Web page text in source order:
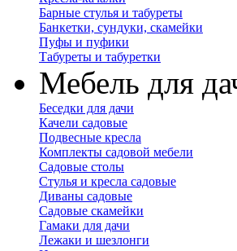
Барные стулья и табуреты
Банкетки, сундуки, скамейки
Пуфы и пуфики
Табуреты и табуретки
Мебель для
Беседки для дачи
Качели садовые
Подвесные кресла
Комплекты садовой мебели
Садовые столы
Стулья и кресла садовые
Диваны садовые
Садовые скамейки
Гамаки для дачи
Лежаки и шезлонги